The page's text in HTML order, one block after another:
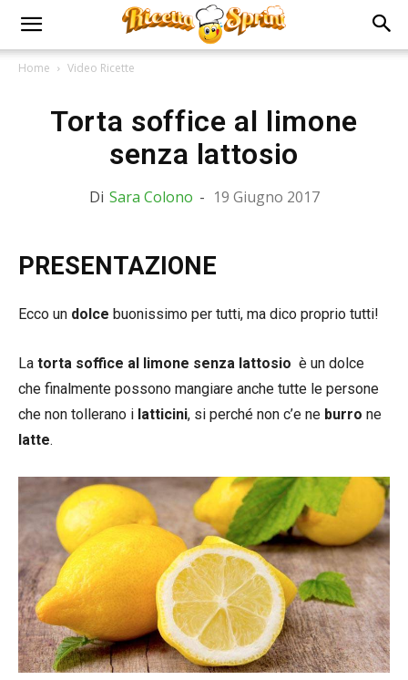
Home Video Ricette
Torta soffice al limone
senza lattosio
Di Sara Colono - 19 Giugno 2017
PRESENTAZIONE
Ecco un dolce buonissimo per tutti, ma dico proprio tutti!
La torta soffice al limone senza lattosio è un dolce
che finalmente possono mangiare anche tutte le persone
che non tollerano i latticini, si perché non c’e ne burro ne
latte.